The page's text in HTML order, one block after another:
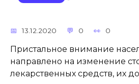
13.12.2020 0 0
Пристальное внимание
направлено на изменение
лекарственных средств, их